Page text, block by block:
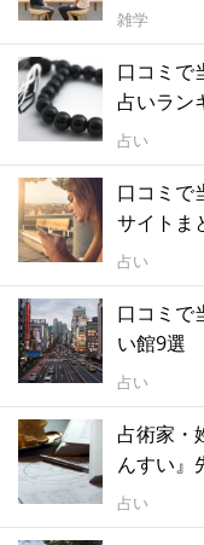
雑学
口コミで
占いラン
占い
口コミで
サイトま
占い
口コミで
い館9選
占い
占術家・
んすい』
占い